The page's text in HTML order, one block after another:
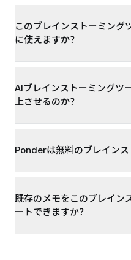
このブレインストーミング
に使えますか？
AIブレインストーミングツ
上させるのか？
Ponderは無料のブレインス
既存のメモをこのブレイン
ートできますか？